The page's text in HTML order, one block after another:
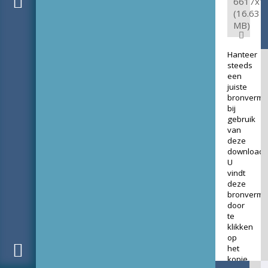
(16.63
MB)
Hanteer
steeds
een
juiste
bij
gebruik
van
deze
download.
U
vindt
deze
door
te
klikken
op
het
kopje